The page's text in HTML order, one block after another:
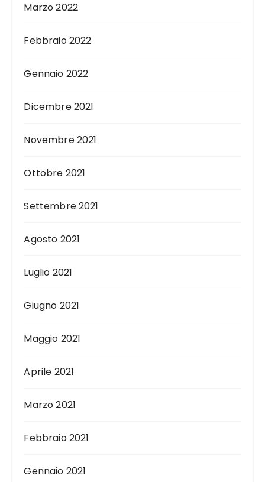
Marzo 2022
Febbraio 2022
Gennaio 2022
Dicembre 2021
Novembre 2021
Ottobre 2021
Settembre 2021
Agosto 2021
Luglio 2021
Giugno 2021
Maggio 2021
Aprile 2021
Marzo 2021
Febbraio 2021
Gennaio 2021